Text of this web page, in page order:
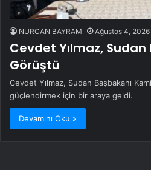
NURCAN BAYRAM Ağustos 4, 2026
Cevdet Yılmaz, Sudan
Görüştü
Cevdet Yılmaz, Sudan Başbakanı
güçlendirmek için bir araya geldi.
Devamını Oku »